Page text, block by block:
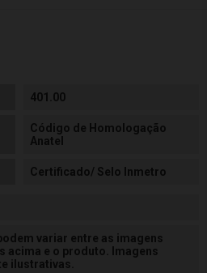
401.00
Código de Homologação
Anatel
Certificado/ Selo Inmetro
variar entre as imagens
acima e o produto. Imagens
ilustrativas.